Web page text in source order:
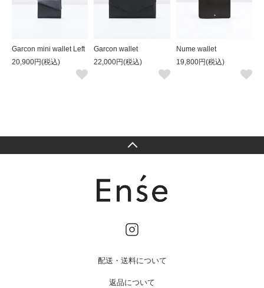
Garcon mini wallet Left
20,900円(税込)
Garcon wallet
22,000円(税込)
Nume wallet
19,800円(税込)
配送・送料について
返品について